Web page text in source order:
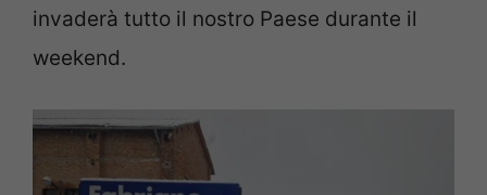
invaderà tutto il nostro Paese durante il
weekend.